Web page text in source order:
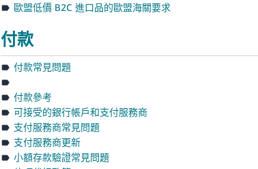
歐盟低價 B2C 進口品的歐盟海關要求
付款
付款常見問題
付款參考
可接受的銀行帳戶和支付服務商
支付服務商常見問題
支付服務商更新
小額存款驗證常見問題